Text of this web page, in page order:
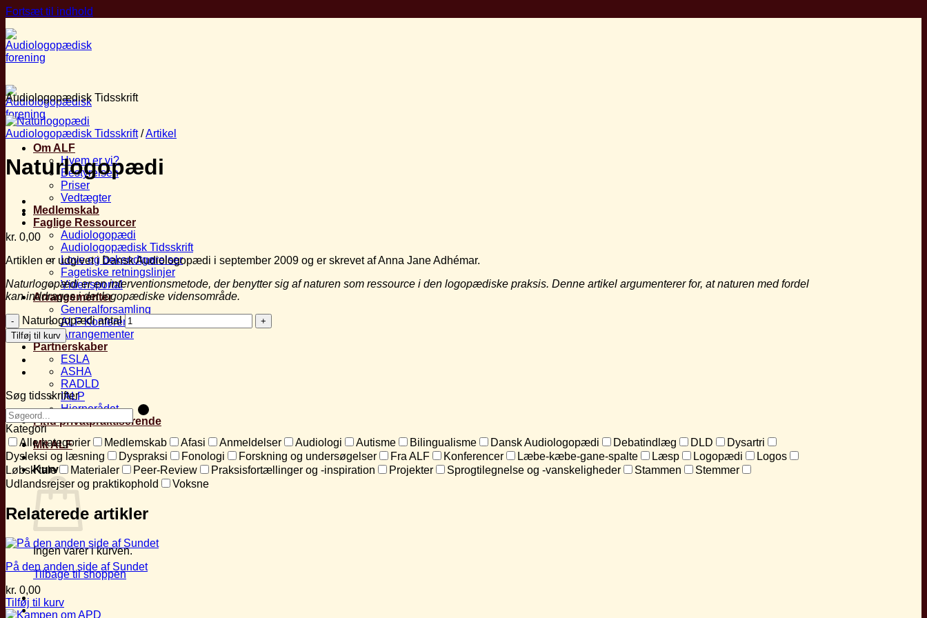
Fortsæt til indhold
Om ALF
Hvem er vi?
Bestyrelsen
Priser
Vedtægter
Medlemskab
Faglige Ressourcer
Audiologopædi
Audiologopædisk Tidsskrift
Love og bekendtgørelser
Fagetiske retningslinjer
Vidensportal
Arrangementer
Generalforsamling
ALF Konferencen, Nyborg Strand
Arrangementer
Partnerskaber
ESLA
ASHA
RADLD
IALP
Hjernerådet
Find privatpraktiserende
Mit ALF
Kurv
Ingen varer i kurven.
Tilbage til shoppen
Audiologopædisk Tidsskrift
Audiologopædisk Tidsskrift /Artikel
Naturlogopædi
kr. 0,00
Artiklen er udgivet i Dansk Audiologopædi i september 2009 og er skrevet af Anna Jane Adhémar.
Naturlogopædi er en interventionsmetode, der benytter sig af naturen som ressource i den logopædiske praksis. Denne artikel argumentererfor, at naturen med fordel
kan inddrages idet logopædiske vidensområde.
Naturlogopædi antal
Tilføj til kurv
Søg tidsskrifter
Kategori
Alle kategorier
Medlemskab Afasi Anmeldelser Audiologi Autisme Bilingualisme Dansk Audiologopædi Debatindlæg DLD
Dysartri
Dysleksi og læsning
Dyspraksi Fonologi Forskning og undersøgelser Fra ALF Konferencer Læbe-kæbe-gane-spalte Læsp Logopædi
Logos
Løbsk tale
Materialer Peer-Review Praksisfortællinger og -inspiration Projekter Sprogtilegnelse og -vanskeligheder Stammen
Stemmer
Udlandsrejser og praktikophold
Voksne
Relaterede artikler
På den anden side af Sundet
kr. 0,00
Tilføj til kurv